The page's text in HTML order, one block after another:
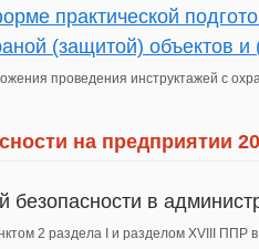
практической
(защитой) объектов
проведения инструктажей с
на предприятии
в
2 раздела I и разделом XVIII